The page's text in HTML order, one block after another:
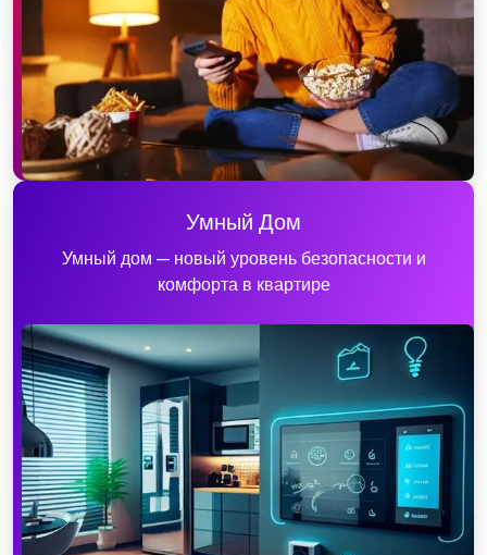
Умный Дом
Умный дом — новый уровень безопасности и
комфорта в квартире